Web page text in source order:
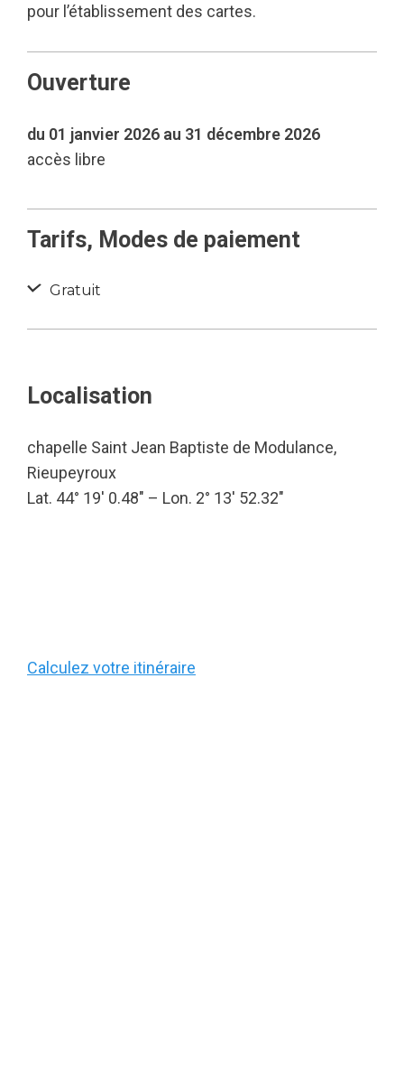
pour l’établissement des cartes.
Ouverture
du 01 janvier 2026 au 31 décembre 2026
accès libre
Tarifs, Modes de paiement
Gratuit
Localisation
chapelle Saint Jean Baptiste de Modulance,
Rieupeyroux
Lat. 44° 19′ 0.48″ – Lon. 2° 13′ 52.32″
Calculez votre itinéraire